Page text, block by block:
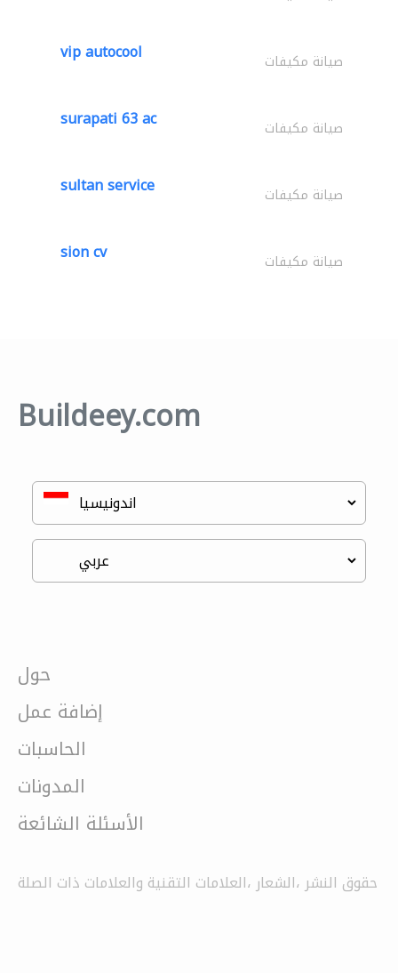
vip autocool صيانة مكيفات
surapati 63 ac صيانة مكيفات
sultan service صيانة مكيفات
sion cv صيانة مكيفات
Buildeey.com
حول
إضافة عمل
الحاسبات
المدونات
الأسئلة الشائعة
حقوق النشر ،الشعار ،العلامات التقنية والعلامات ذات الصلة